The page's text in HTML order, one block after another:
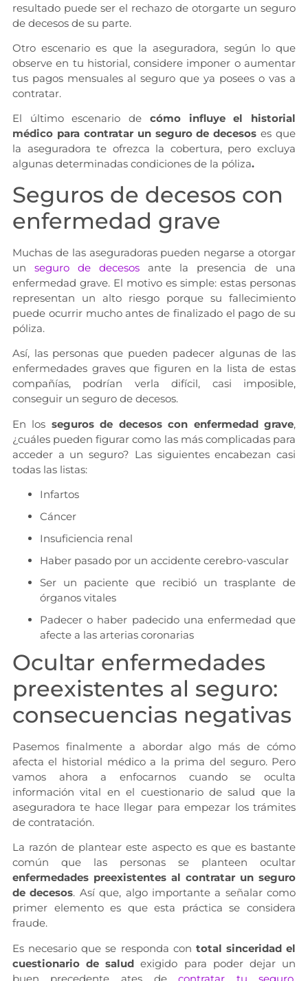
resultado puede ser el rechazo de otorgarte un seguro
de decesos de su parte.
Otro escenario es que la aseguradora, según lo que
observe en tu historial, considere imponer o aumentar
tus pagos mensuales al seguro que ya posees o vas a
contratar.
El último escenario de cómo influye el historial
médico para contratar un seguro de decesos es que
la aseguradora te ofrezca la cobertura, pero excluya
algunas determinadas condiciones de la póliza.
Seguros de decesos con
enfermedad grave
Muchas de las aseguradoras pueden negarse a otorgar
un seguro de decesosante la presencia de una
enfermedad grave. El motivo es simple: estas personas
representan un alto riesgo porque su fallecimiento
puede ocurrir mucho antes de finalizado el pago de su
póliza.
Así, las personas que pueden padecer algunas de las
enfermedades graves que figuren en la lista de estas
compañías, podrían verla difícil, casi imposible,
conseguir un seguro de decesos.
En los seguros de decesos con enfermedad grave,
¿cuáles pueden figurar como las más complicadas para
acceder a un seguro? Las siguientes encabezan casi
todas las listas:
Infartos
Cáncer
Insuficiencia renal
Haber pasado por un accidente cerebro-vascular
Ser un paciente que recibió un trasplante de
órganos vitales
Padecer o haber padecido una enfermedad que
afecte a las arterias coronarias
Ocultar enfermedades
preexistentes al seguro:
consecuencias negativas
Pasemos finalmente a abordar algo más de cómo
afecta el historial médico a la prima del seguro. Pero
vamos ahora a enfocarnos cuando se oculta
información vital en el cuestionario de salud que la
aseguradora te hace llegar para empezar los trámites
de contratación.
La razón de plantear este aspecto es que es bastante
común que las personas se planteen ocultar
enfermedades preexistentes al contratar un seguro
de decesos. Así que, algo importante a señalar como
primer elemento es que esta práctica se considera
fraude.
Es necesario que se responda con total sinceridad el
cuestionario de salud exigido para poder dejar un